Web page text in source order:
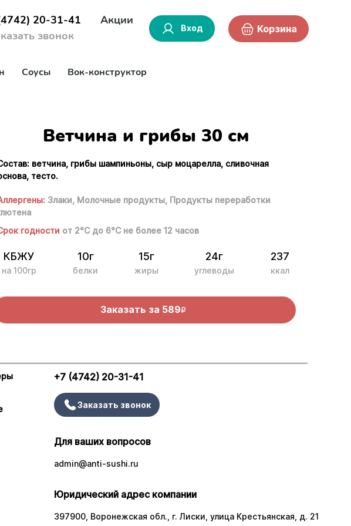
20-31-41
звонок
Акции
Вход Корзина
Соусы Вок-конструктор
Ветчина и грибы 30 см
ветчина, грибы шампиньоны, сыр моцарелла, сливочная
тесто.
Злаки, Молочные продукты, Продукты переработки
годности от 2°С до 6°С не более 12 часов
КБЖУ
на 100гр
10г
белки
15г
жиры
24г
углеводы
237
ккал
Заказать за 589R
+7 (4742) 20-31-41
Заказать звонок
Для ваших вопросов
admin@anti-sushi.ru
Юридический адрес компании
397900, Воронежская обл., г. Лиски, улица Крестьянская, д. 21